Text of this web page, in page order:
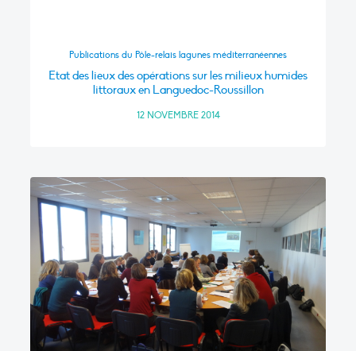
Publications du Pôle-relais lagunes méditerranéennes
Etat des lieux des opérations sur les milieux humides
littoraux en Languedoc-Roussillon
12 NOVEMBRE 2014